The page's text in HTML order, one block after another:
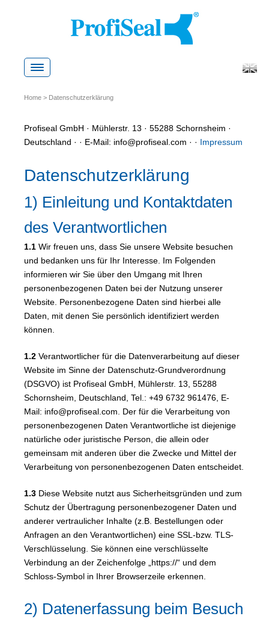
Home > Datenschutzerklärung
Profiseal GmbH · Mühlerstr. 13 · 55288 Schornsheim ·
Deutschland · · E-Mail: info@profiseal.com · · Impressum
Datenschutzerklärung
1) Einleitung und Kontaktdaten
des Verantwortlichen
1.1 Wir freuen uns, dass Sie unsere Website besuchen
und bedanken uns für Ihr Interesse. Im Folgenden
informieren wir Sie über den Umgang mit Ihren
personenbezogenen Daten bei der Nutzung unserer
Website. Personenbezogene Daten sind hierbei alle
Daten, mit denen Sie persönlich identifiziert werden
können.
1.2 Verantwortlicher für die Datenverarbeitung auf dieser
Website im Sinne der Datenschutz-Grundverordnung
(DSGVO) ist Profiseal GmbH, Mühlerstr. 13, 55288
Schornsheim, Deutschland, Tel.: +49 6732 961476, E-
Mail: info@profiseal.com. Der für die Verarbeitung von
personenbezogenen Daten Verantwortliche ist diejenige
natürliche oder juristische Person, die allein oder
gemeinsam mit anderen über die Zwecke und Mittel der
Verarbeitung von personenbezogenen Daten entscheidet.
1.3 Diese Website nutzt aus Sicherheitsgründen und zum
Schutz der Übertragung personenbezogener Daten und
anderer vertraulicher Inhalte (z.B. Bestellungen oder
Anfragen an den Verantwortlichen) eine SSL-bzw. TLS-
Verschlüsselung. Sie können eine verschlüsselte
Verbindung an der Zeichenfolge „https://“ und dem
Schloss-Symbol in Ihrer Browserzeile erkennen.
2) Datenerfassung beim Besuch